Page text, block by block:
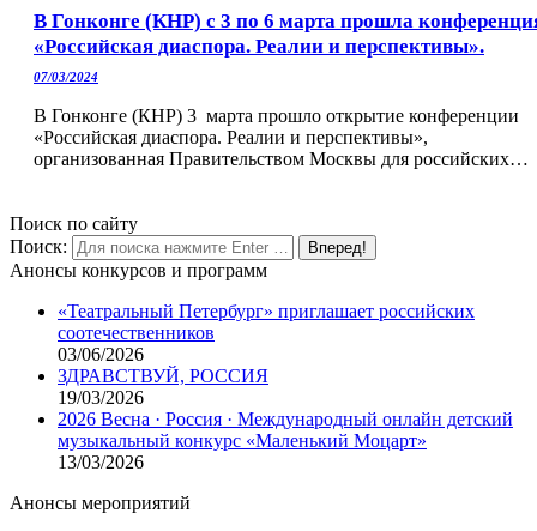
В Гонконге (КНР) с 3 по 6 марта прошла
«Российская диаспора. Реалии и перспективы».
07/03/2024
В Гонконге (КНР) 3 марта прошло открытие конференции
«Российская диаспора. Реалии и перспективы»,
организованная Правительством Москвы для российских…
Поиск по сайту
Поиск:
Анонсы конкурсов и программ
«Театральный Петербург» приглашает российских
соотечественников
03/06/2026
ЗДРАВСТВУЙ, РОССИЯ
19/03/2026
2026 Весна · Россия · Международный онлайн детский
музыкальный конкурс «Маленький Моцарт»
13/03/2026
Анонсы мероприятий